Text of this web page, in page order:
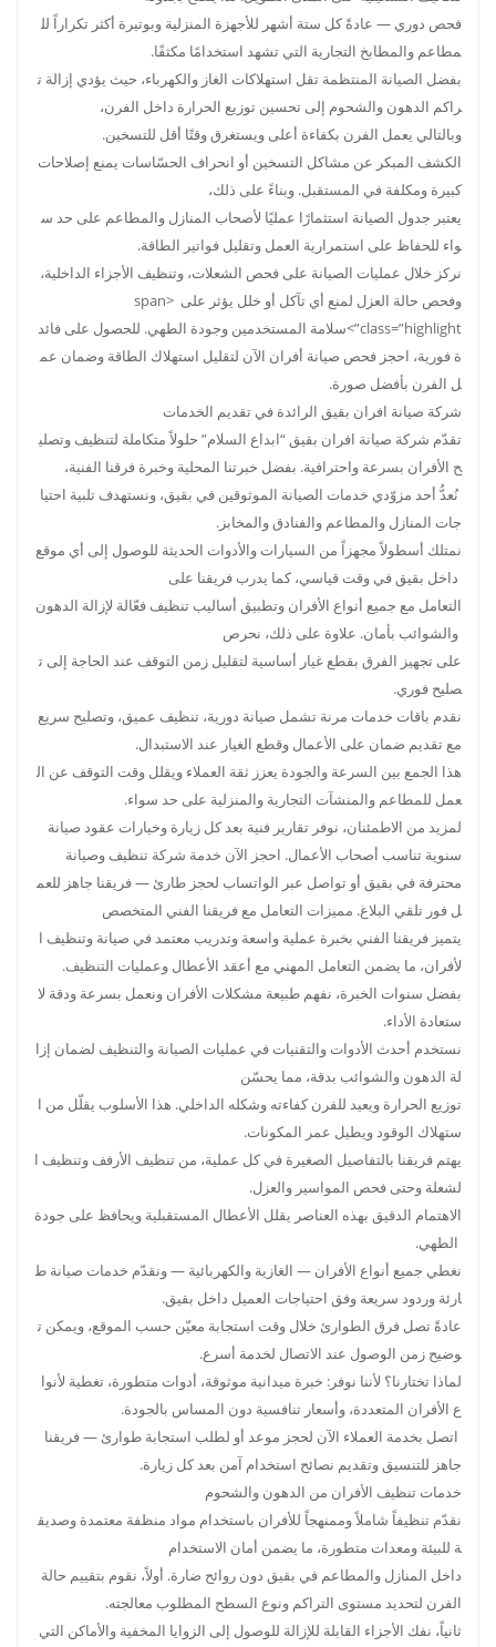
فحص دوري — عادةً كل ستة أشهر للأجهزة المنزلية وبوتيرة أكثر تكراراً لل
مطاعم والمطابخ التجارية التي تشهد استخدامًا مكثفًا.
بفضل الصيانة المنتظمة تقل استهلاكات الغاز والكهرباء، حيث يؤدي إزالة ت
راكم الدهون والشحوم إلى تحسين توزيع الحرارة داخل الفرن،
وبالتالي يعمل الفرن بكفاءة أعلى ويستغرق وقتًا أقل للتسخين.
الكشف المبكر عن مشاكل التسخين أو انحراف الحسّاسات يمنع إصلاحات
كبيرة ومكلفة في المستقبل. وبناءً على ذلك،
يعتبر جدول الصيانة استثمارًا عمليًا لأصحاب المنازل والمطاعم على حد س
واء للحفاظ على استمرارية العمل وتقليل فواتير الطاقة.
نركز خلال عمليات الصيانة على فحص الشعلات، وتنظيف الأجزاء الداخلية،
وفحص حالة العزل لمنع أي تآكل أو خلل يؤثر على <span
class=”highlight”>سلامة المستخدمين وجودة الطهي. للحصول على فائد
ة فورية، احجز فحص صيانة أفران الآن لتقليل استهلاك الطاقة وضمان عم
ل الفرن بأفضل صورة.
شركة صيانة افران بقيق الرائدة في تقديم الخدمات
تقدّم شركة صيانة افران بقيق “ابداع السلام” حلولاً متكاملة لتنظيف وتصلي
ح الأفران بسرعة واحترافية. بفضل خبرتنا المحلية وخبرة فرقنا الفنية،
نُعدُّ أحد مزوّدي خدمات الصيانة الموثوقين في بقيق، ونستهدف تلبية احتيا
جات المنازل والمطاعم والفنادق والمخابز.
نمتلك أسطولاً مجهزاً من السيارات والأدوات الحديثة للوصول إلى أي موقع
داخل بقيق في وقت قياسي، كما يدرب فريقنا على
التعامل مع جميع أنواع الأفران وتطبيق أساليب تنظيف فعّالة لإزالة الدهون
والشوائب بأمان. علاوة على ذلك، نحرص
على تجهيز الفرق بقطع غيار أساسية لتقليل زمن التوقف عند الحاجة إلى ت
صليح فوري.
نقدم باقات خدمات مرنة تشمل صيانة دورية، تنظيف عميق، وتصليح سريع
مع تقديم ضمان على الأعمال وقطع الغيار عند الاستبدال.
هذا الجمع بين السرعة والجودة يعزز ثقة العملاء ويقلل وقت التوقف عن ال
عمل للمطاعم والمنشآت التجارية والمنزلية على حد سواء.
لمزيد من الاطمئنان، نوفر تقارير فنية بعد كل زيارة وخيارات عقود صيانة
سنوية تناسب أصحاب الأعمال. احجز الآن خدمة شركة تنظيف وصيانة
محترفة في بقيق أو تواصل عبر الواتساب لحجز طارئ — فريقنا جاهز للعم
ل فور تلقي البلاغ. مميزات التعامل مع فريقنا الفني المتخصص
يتميز فريقنا الفني بخبرة عملية واسعة وتدريب معتمد في صيانة وتنظيف ا
لأفران، ما يضمن التعامل المهني مع أعقد الأعطال وعمليات التنظيف.
بفضل سنوات الخبرة، نفهم طبيعة مشكلات الأفران ونعمل بسرعة ودقة لا
ستعادة الأداء.
نستخدم أحدث الأدوات والتقنيات في عمليات الصيانة والتنظيف لضمان إزا
لة الدهون والشوائب بدقة، مما يحسّن
توزيع الحرارة ويعيد للفرن كفاءته وشكله الداخلي. هذا الأسلوب يقلّل من ا
ستهلاك الوقود ويطيل عمر المكونات.
يهتم فريقنا بالتفاصيل الصغيرة في كل عملية، من تنظيف الأرفف وتنظيف ا
لشعلة وحتى فحص المواسير والعزل.
الاهتمام الدقيق بهذه العناصر يقلل الأعطال المستقبلية ويحافظ على جودة
الطهي.
نغطي جميع أنواع الأفران — الغازية والكهربائية — ونقدّم خدمات صيانة ط
ارئة وردود سريعة وفق احتياجات العميل داخل بقيق.
عادةً تصل فرق الطوارئ خلال وقت استجابة معيّن حسب الموقع، ويمكن ت
وضيح زمن الوصول عند الاتصال لخدمة أسرع.
لماذا تختارنا؟ لأننا نوفر: خبرة ميدانية موثوقة، أدوات متطورة، تغطية لأنوا
ع الأفران المتعددة، وأسعار تنافسية دون المساس بالجودة.
اتصل بخدمة العملاء الآن لحجز موعد أو لطلب استجابة طوارئ — فريقنا
جاهز للتنسيق وتقديم نصائح استخدام آمن بعد كل زيارة.
خدمات تنظيف الأفران من الدهون والشحوم
نقدّم تنظيفاً شاملاً وممنهجاً للأفران باستخدام مواد منظفة معتمدة وصديق
ة للبيئة ومعدات متطورة، ما يضمن أمان الاستخدام
داخل المنازل والمطاعم في بقيق دون روائح ضارة. أولاً، نقوم بتقييم حالة
الفرن لتحديد مستوى التراكم ونوع السطح المطلوب معالجته.
ثانياً، نفك الأجزاء القابلة للإزالة للوصول إلى الزوايا المخفية والأماكن التي